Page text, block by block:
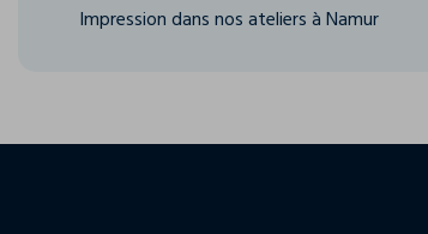
Impression dans nos ateliers à Namur